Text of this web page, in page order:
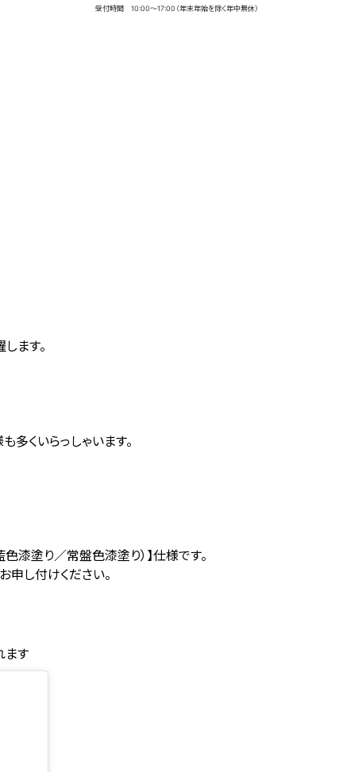
受付時間 10:00～17:00（年末年始を除く年中無休）
ます。
多くいらっしゃいます。
塗り／常盤色漆塗り）】仕様です。
し付けください。
ます